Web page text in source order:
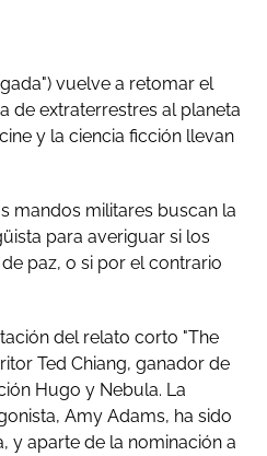
vuelve a retomar el
de extraterrestres al planeta
y la ciencia ficción llevan
mandos militares buscan la
para averiguar si los
paz, o si por el contrario
del relato corto "The
Ted Chiang, ganador de
Hugo y Nebula. La
Amy Adams, ha sido
y aparte de la nominación a